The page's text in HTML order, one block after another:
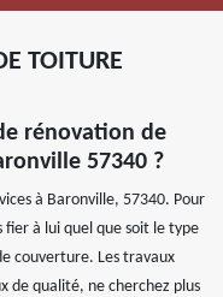
TOITURE
rénovation de
57340 ?
à Baronville, 57340. Pour
fier à lui quel que soit le type
couverture. Les travaux
de qualité, ne cherchez plus